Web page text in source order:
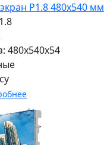
P1.8 480x540 мм
480x540x54